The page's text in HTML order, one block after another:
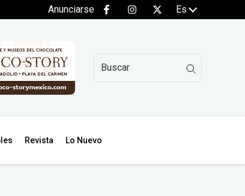
Anunciarse Es
Revista Lo Nuevo